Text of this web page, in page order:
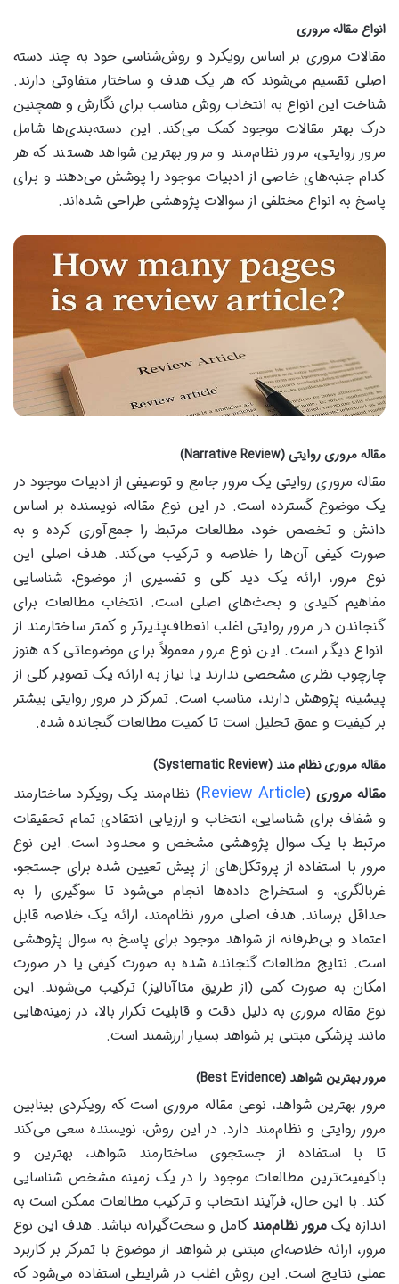
انواع مقاله مروری
مقالات مروری بر اساس رویکرد و روش‌شناسی خود به چند دسته
اصلی تقسیم می‌شوند که هر یک هدف و ساختار متفاوتی دارند.
شناخت این انواع به انتخاب روش مناسب برای نگارش و همچنین
درک بهتر مقالات موجود کمک می‌کند. این دسته‌بندی‌ها شامل
مرور روایتی، مرور نظام‌مند و مرور بهترین شواهد هستند که هر
کدام جنبه‌های خاصی از ادبیات موجود را پوشش می‌دهند و برای
پاسخ به انواع مختلفی از سوالات پژوهشی طراحی شده‌اند.
مقاله مروری روایتی (Narrative Review)
مقاله مروری روایتی یک مرور جامع و توصیفی از ادبیات موجود در
یک موضوع گسترده است. در این نوع مقاله، نویسنده بر اساس
دانش و تخصص خود، مطالعات مرتبط را جمع‌آوری کرده و به
صورت کیفی آن‌ها را خلاصه و ترکیب می‌کند. هدف اصلی این
نوع مرور، ارائه یک دید کلی و تفسیری از موضوع، شناسایی
مفاهیم کلیدی و بحث‌های اصلی است. انتخاب مطالعات برای
گنجاندن در مرور روایتی اغلب انعطاف‌پذیرتر و کمتر ساختارمند از
انواع دیگر است. این نوع مرور معمولاً برای موضوعاتی که هنوز
چارچوب نظری مشخصی ندارند یا نیاز به ارائه یک تصویر کلی از
پیشینه پژوهش دارند، مناسب است. تمرکز در مرور روایتی بیشتر
بر کیفیت و عمق تحلیل است تا کمیت مطالعات گنجانده شده.
مقاله مروری نظام مند (Systematic Review)
مقاله مروری(
Review Article) نظام‌مند یک رویکرد ساختارمند
و شفاف برای شناسایی، انتخاب و ارزیابی انتقادی تمام تحقیقات
مرتبط با یک سوال پژوهشی مشخص و محدود است. این نوع
مرور با استفاده از پروتکل‌های از پیش تعیین شده برای جستجو،
غربالگری، و استخراج داده‌ها انجام می‌شود تا سوگیری را به
حداقل برساند. هدف اصلی مرور نظام‌مند، ارائه یک خلاصه قابل
اعتماد و بی‌طرفانه از شواهد موجود برای پاسخ به سوال پژوهشی
است. نتایج مطالعات گنجانده شده به صورت کیفی یا در صورت
امکان به صورت کمی (از طریق متاآنالیز) ترکیب می‌شوند. این
نوع مقاله مروری به دلیل دقت و قابلیت تکرار بالا، در زمینه‌هایی
مانند پزشکی مبتنی بر شواهد بسیار ارزشمند است.
مرور بهترین شواهد (Best Evidence)
مرور بهترین شواهد، نوعی مقاله مروری است که رویکردی بینابین
مرور روایتی و نظام‌مند دارد. در این روش، نویسنده سعی می‌کند
تا با استفاده از جستجوی ساختارمند شواهد، بهترین و
باکیفیت‌ترین مطالعات موجود را در یک زمینه مشخص شناسایی
کند. با این حال، فرآیند انتخاب و ترکیب مطالعات ممکن است به
اندازه یک مرور نظام‌مند کامل و سخت‌گیرانه نباشد. هدف این نوع
مرور، ارائه خلاصه‌ای مبتنی بر شواهد از موضوع با تمرکز بر کاربرد
عملی نتایج است. این روش اغلب در شرایطی استفاده می‌شود که